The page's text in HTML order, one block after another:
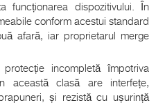
dispozitivului. În
conform acestui standard
afară, iar proprietarul merge
incompletă împotriva
această clasă are interfețe,
și rezistă cu ușurință